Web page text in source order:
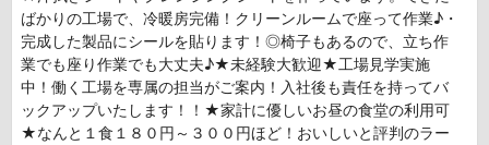
ばかりの工場で、冷暖房完備！クリーンルームで座って作業♪・
完成した製品にシールを貼ります！◎椅子もあるので、立ち作
業でも座り作業でも大丈夫♪★未経験大歓迎★工場見学実施
中！働く工場を専属の担当がご案内！入社後も責任を持ってバ
ックアップいたします！！★家計に優しいお昼の食堂の利用可
★なんと１食１８０円～３００円ほど！おいしいと評判のラー